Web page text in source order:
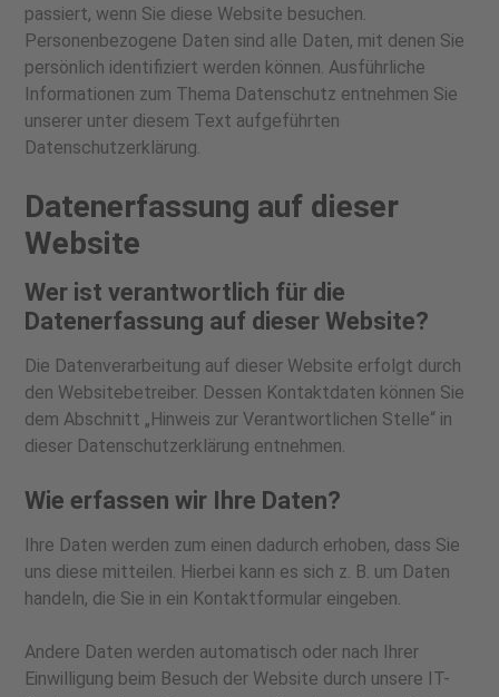
passiert, wenn Sie diese Website besuchen.
Personenbezogene Daten sind alle Daten, mit denen Sie
persönlich identifiziert werden können. Ausführliche
Informationen zum Thema Datenschutz entnehmen Sie
unserer unter diesem Text aufgeführten
Datenschutzerklärung.
Datenerfassung auf dieser
Website
Wer ist verantwortlich für die
Datenerfassung auf dieser Website?
Die Datenverarbeitung auf dieser Website erfolgt durch
den Websitebetreiber. Dessen Kontaktdaten können Sie
dem Abschnitt „Hinweis zur Verantwortlichen Stelle“ in
dieser Datenschutzerklärung entnehmen.
Wie erfassen wir Ihre Daten?
Ihre Daten werden zum einen dadurch erhoben, dass Sie
uns diese mitteilen. Hierbei kann es sich z. B. um Daten
handeln, die Sie in ein Kontaktformular eingeben.
Andere Daten werden automatisch oder nach Ihrer
Einwilligung beim Besuch der Website durch unsere IT-